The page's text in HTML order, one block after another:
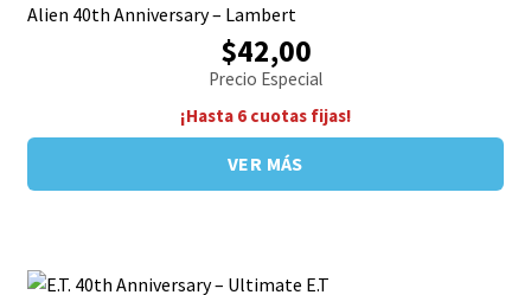
Alien 40th Anniversary – Lambert
$42,00
Precio Especial
¡Hasta 6 cuotas fijas!
VER MÁS